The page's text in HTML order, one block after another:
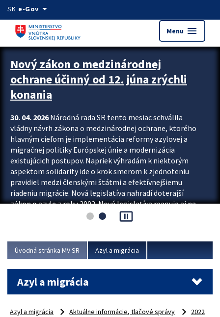
Preskocit na hlavný obsah
SK e-Govarrow_drop_down
Menu menu
Zastavit automatický posun upútavok
Nový zákon o medzinárodnej
ochrane účinný od 12. júna zrýchli
konania
30. 04. 2026Národná rada SR tento mesiac schválila
vládny návrh zákona o medzinárodnej ochrane, ktorého
hlavným cieľom je implementácia reformy azylovej a
migračnej politiky Európskej únie a modernizácia
existujúcich postupov. Napriek výhradám k niektorým
aspektom solidarity ide o krok smerom k zjednoteniu
pravidiel medzi členskými štátmi a efektívnejšiemu
riadeniu migrácie. Nová legislatíva nahradí doterajší
zákon o azyle z roku 2002. Nová legislatíva reaguje aj na
vývoj posledného desaťročia, počas...
pause_presentation
Úvodná stránka MV SR Azyl a migrácia
Azyl a migrácia
Azyl a migrácia Aktuálne informácie, tlačové správy
2022